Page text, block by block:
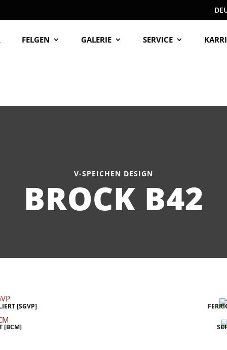
FELGEN GALERIE SERVICE
V-SPEICHEN DESIGN
BROCK B42
[SGVP]
[BCM]